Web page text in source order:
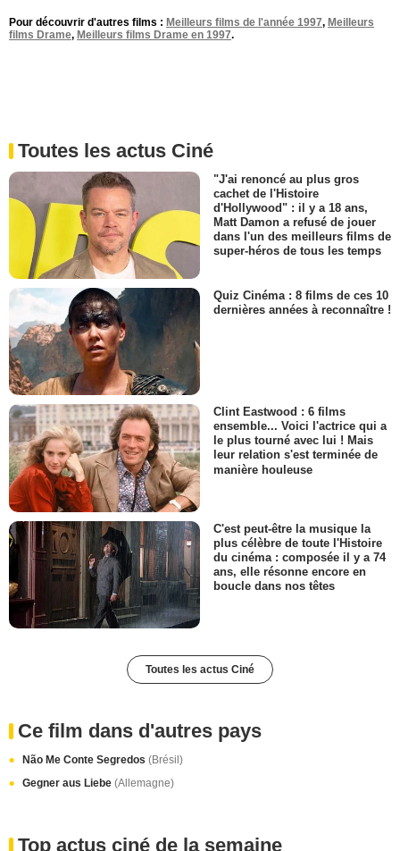
Pour découvrir d'autres films : Meilleurs films de l'année 1997, Meilleurs
films Drame, Meilleurs films Drame en 1997.
Toutes les actus Ciné
"J'ai renoncé au plus gros
cachet de l'Histoire
d'Hollywood" : il y a 18 ans,
Matt Damon a refusé de jouer
dans l'un des meilleurs films de
super-héros de tous les temps
Quiz Cinéma : 8 films de ces 10
dernières années à reconnaître !
Clint Eastwood : 6 films
ensemble... Voici l'actrice qui a
le plus tourné avec lui ! Mais
leur relation s'est terminée de
manière houleuse
C'est peut-être la musique la
plus célèbre de toute l'Histoire
du cinéma : composée il y a 74
ans, elle résonne encore en
boucle dans nos têtes
Toutes les actus Ciné
Ce film dans d'autres pays
Não Me Conte Segredos (Brésil)
Gegner aus Liebe (Allemagne)
Top actus ciné de la semaine